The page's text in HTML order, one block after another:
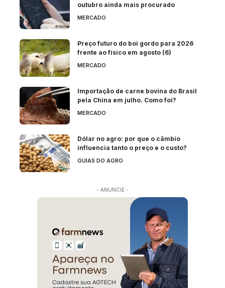
outubro ainda mais procurado
MERCADO
Preço futuro do boi gordo para 2026
frente ao físico em agosto (6)
MERCADO
Importação de carne bovina do Brasil
pela China em julho. Como foi?
MERCADO
Dólar no agro: por que o câmbio
influencia tanto o preço e o custo?
GUIAS DO AGRO
- ANUNCIE -